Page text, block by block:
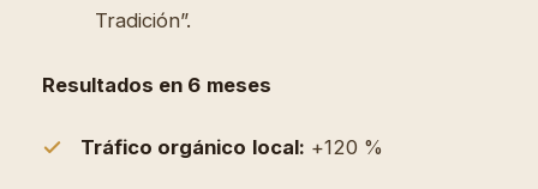
Tradición”.
Resultados en 6 meses
Tráfico orgánico local: +120 %